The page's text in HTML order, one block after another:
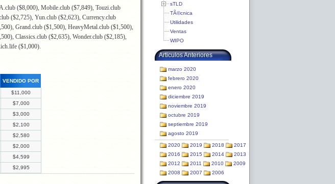
($8,000), Mobile.club ($7,849), Touzi.club
($2,725), Yun.club ($2,623), Currency.club
Grand.club ($1,500), HeavyMetal.club ($1,500),
Classics.club ($2,635), Wonder.club ($2,185),
($1,000).
VENDIDO POR
$11,000
$7,000
$3,000
$2,100
$2,580
$2,000
$4,599
$2,995
sTLD
TÃ©cnica
Utilidades
Ventas
WIPO
Articulos Anteriores
marzo 2020
febrero 2020
enero 2020
diciembre 2019
noviembre 2019
octubre 2019
septiembre 2019
agosto 2019
2020 2019 2018
2017
2016
2015 2014
2013
2012
2011 2010
2009
2008
2007 2006